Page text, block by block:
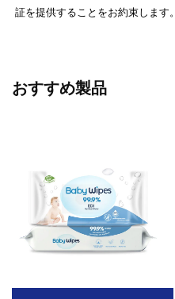
証を提供することをお約束します。
おすすめ製品